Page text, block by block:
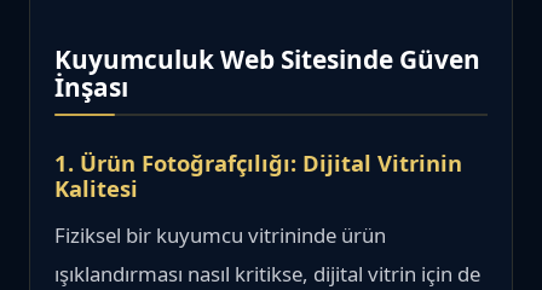
Kuyumculuk Web Sitesinde Güven
İnşası
1. Ürün Fotoğrafçılığı: Dijital Vitrinin
Kalitesi
Fiziksel bir kuyumcu vitrininde ürün
ışıklandırması nasıl kritikse, dijital vitrin için de